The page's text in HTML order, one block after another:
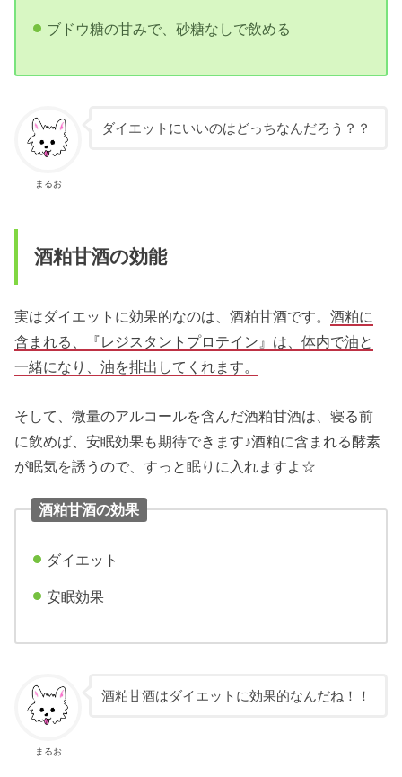
ブドウ糖の甘みで、砂糖なしで飲める
まるお
ダイエットにいいのはどっちなんだろう？？
酒粕甘酒の効能
実はダイエットに効果的なのは、酒粕甘酒です。酒粕に
含まれる、『レジスタントプロテイン』は、体内で油と
一緒になり、油を排出してくれます。
そして、微量のアルコールを含んだ酒粕甘酒は、寝る前
に飲めば、安眠効果も期待できます♪酒粕に含まれる酵素
が眠気を誘うので、すっと眠りに入れますよ☆
酒粕甘酒の効果
ダイエット
安眠効果
まるお
酒粕甘酒はダイエットに効果的なんだね！！